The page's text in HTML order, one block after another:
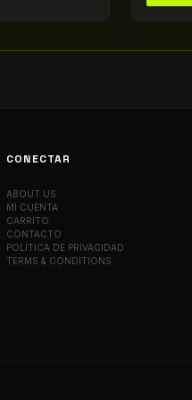
CONECTAR
ABOUT US
MI CUENTA
CARRITO
CONTACTO
POLÍTICA DE PRIVACIDAD
TERMS & CONDITIONS